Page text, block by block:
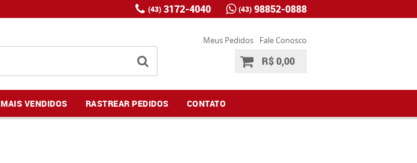
(43) 3172-4040 (43) 98852-0888
Meus Pedidos Fale Conosco
R$ 0,00
MAIS VENDIDOS RASTREAR PEDIDOS CONTATO